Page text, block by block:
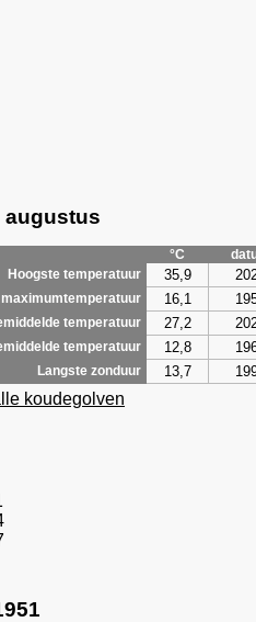
augustus
°C
Hoogste temperatuur
35,9
maximumtemperatuur 16,1
temperatuur 27,2
temperatuur 12,8
Langste zonduur 13,7
koudegolven